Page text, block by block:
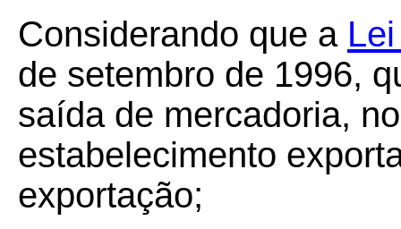
Considerando que a
de setembro de 1996,
saída de mercadoria,
estabelecimento
exportação;